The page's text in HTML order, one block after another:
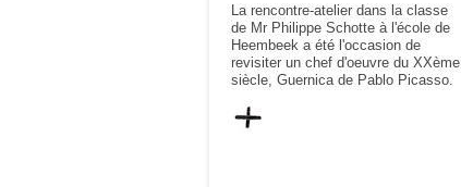
La rencontre-atelier dans la classe
de Mr Philippe Schotte à l'école de
Heembeek a été l'occasion de
revisiter un chef d'oeuvre du XXème
siècle, Guernica de Pablo Picasso.